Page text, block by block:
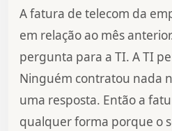
A fatura de telecom da
em relação ao mês
pergunta para a TI. A TI
Ninguém contratou nada
uma resposta. Então a
qualquer forma porque o